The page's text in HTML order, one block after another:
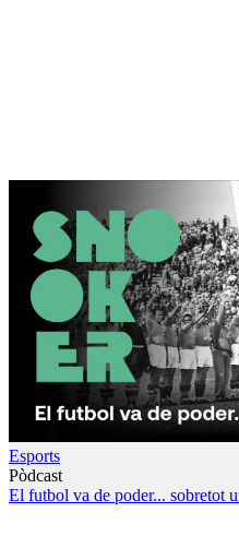
Esports
Pòdcast
El futbol va de poder... sobretot